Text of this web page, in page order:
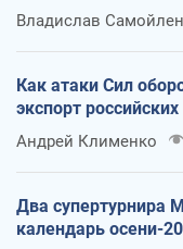
Владислав
Как атаки Сил
экспорт
Андрей Клименко
Два супертурнира
календарь осени-